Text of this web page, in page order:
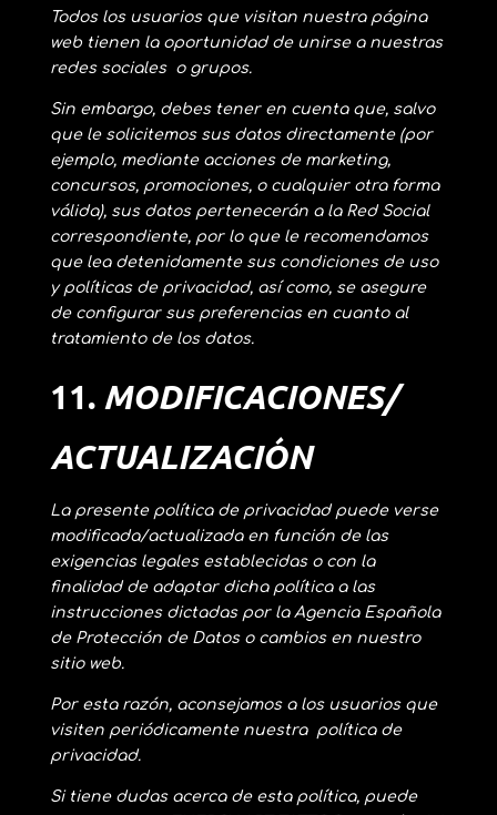
Todos los usuarios que visitan nuestra página
web tienen la oportunidad de unirse a nuestras
redes sociales o grupos.
Sin embargo, debes tener en cuenta que, salvo
que le solicitemos sus datos directamente (por
ejemplo, mediante acciones de marketing,
concursos, promociones, o cualquier otra forma
válida), sus datos pertenecerán a la Red Social
correspondiente, por lo que le recomendamos
que lea detenidamente sus condiciones de uso
y políticas de privacidad, así como, se asegure
de configurar sus preferencias en cuanto al
tratamiento de los datos.
11. MODIFICACIONES/
ACTUALIZACIÓN
La presente política de privacidad puede verse
modificada/actualizada en función de las
exigencias legales establecidas o con la
finalidad de adaptar dicha política a las
instrucciones dictadas por la Agencia Española
de Protección de Datos o cambios en nuestro
sitio web.
Por esta razón, aconsejamos a los usuarios que
visiten periódicamente nuestra política de
privacidad.
Si tiene dudas acerca de esta política, puede